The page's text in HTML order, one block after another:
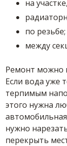
на
по резьбе;
между
Ремонт можно
Если вода уже
терпимым
этого нужна
нужно
перекрыть